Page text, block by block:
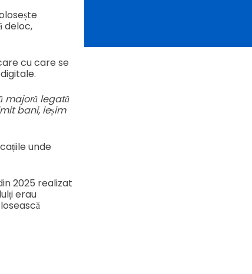
deloc,
cu care se
majoră legată
bani, ieșim
unde
2025 realizat
erau